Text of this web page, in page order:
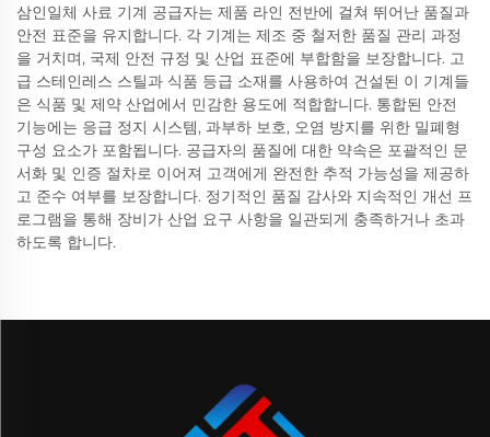
삼인일체 사료 기계 공급자는 제품 라인 전반에 걸쳐 뛰어난 품질과
안전 표준을 유지합니다. 각 기계는 제조 중 철저한 품질 관리 과정
을 거치며, 국제 안전 규정 및 산업 표준에 부합함을 보장합니다. 고
급 스테인레스 스틸과 식품 등급 소재를 사용하여 건설된 이 기계들
은 식품 및 제약 산업에서 민감한 용도에 적합합니다. 통합된 안전
기능에는 응급 정지 시스템, 과부하 보호, 오염 방지를 위한 밀폐형
구성 요소가 포함됩니다. 공급자의 품질에 대한 약속은 포괄적인 문
서화 및 인증 절차로 이어져 고객에게 완전한 추적 가능성을 제공하
고 준수 여부를 보장합니다. 정기적인 품질 감사와 지속적인 개선 프
로그램을 통해 장비가 산업 요구 사항을 일관되게 충족하거나 초과
하도록 합니다.